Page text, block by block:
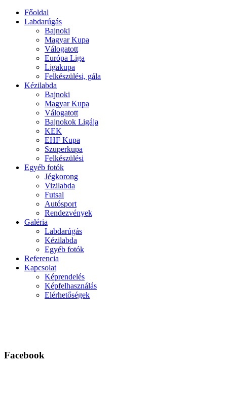
Főoldal
Labdarúgás
Bajnoki
Magyar Kupa
Válogatott
Európa Liga
Ligakupa
Felkészülési, gála
Kézilabda
Bajnoki
Magyar Kupa
Válogatott
Bajnokok Ligája
KEK
EHF Kupa
Szuperkupa
Felkészülési
Egyéb fotók
Jégkorong
Vizilabda
Futsal
Autósport
Rendezvények
Galéria
Labdarúgás
Kézilabda
Egyéb fotók
Referencia
Kapcsolat
Képrendelés
Képfelhasználás
Elérhetőségek
Facebook